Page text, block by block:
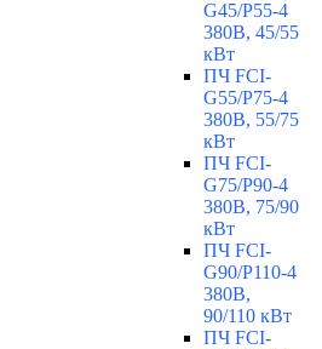
G45/P55-4
380В, 45/55
кВт
ПЧ FCI-
G55/P75-4
380В, 55/75
кВт
ПЧ FCI-
G75/P90-4
380В, 75/90
кВт
ПЧ FCI-
G90/P110-4
380В,
90/110 кВт
ПЧ FCI-